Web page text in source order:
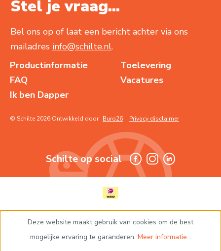
Stel je vraag...
Bel ons op of laat een bericht achter via ons
mailadres info@schilte.nl.
Productinformatie
Toelevering
FAQ
Vacatures
Ik ben Dapper
© Schilte 2026 Ontwikkeld door Buro26 Privacy disclaimer
Schilte op social
Deze website maakt gebruik van cookies om de best
mogelijke ervaring te garanderen. Meer informatie...